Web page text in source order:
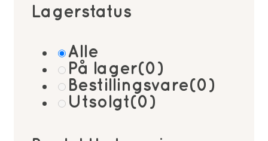
Lagerstatus
Alle
På lager(0)
Bestillingsvare(0)
Utsolgt(0)